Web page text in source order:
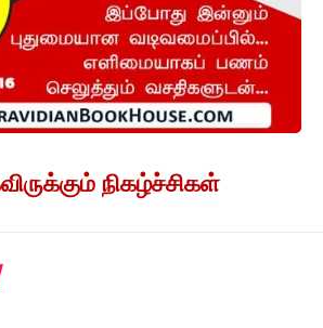
நிகழ்ச்சிகள்